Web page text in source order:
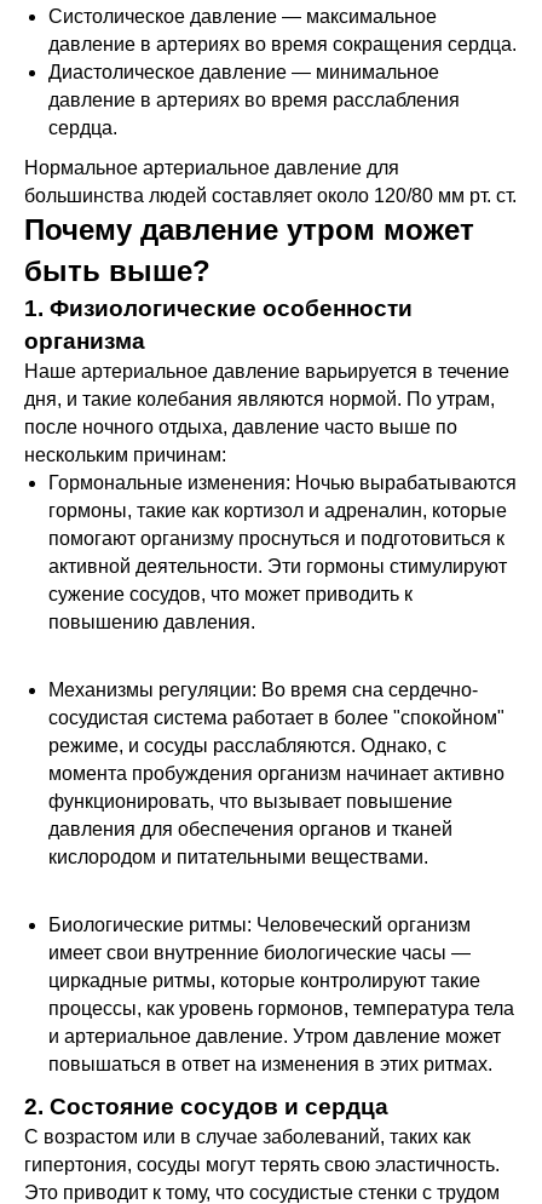
Систолическое давление — максимальное
давление в артериях во время сокращения сердца.
Диастолическое давление — минимальное
давление в артериях во время расслабления
сердца.
Нормальное артериальное давление для
большинства людей составляет около 120/80 мм рт. ст.
Почему давление утром может
быть выше?
1. Физиологические особенности
организма
Наше артериальное давление варьируется в течение
дня, и такие колебания являются нормой. По утрам,
после ночного отдыха, давление часто выше по
нескольким причинам:
Гормональные изменения: Ночью вырабатываются
гормоны, такие как кортизол и адреналин, которые
помогают организму проснуться и подготовиться к
активной деятельности. Эти гормоны стимулируют
сужение сосудов, что может приводить к
повышению давления.
Механизмы регуляции: Во время сна сердечно-
сосудистая система работает в более "спокойном"
режиме, и сосуды расслабляются. Однако, с
момента пробуждения организм начинает активно
функционировать, что вызывает повышение
давления для обеспечения органов и тканей
кислородом и питательными веществами.
Биологические ритмы: Человеческий организм
имеет свои внутренние биологические часы —
циркадные ритмы, которые контролируют такие
процессы, как уровень гормонов, температура тела
и артериальное давление. Утром давление может
повышаться в ответ на изменения в этих ритмах.
2. Состояние сосудов и сердца
С возрастом или в случае заболеваний, таких как
гипертония, сосуды могут терять свою эластичность.
Это приводит к тому, что сосудистые стенки с трудом